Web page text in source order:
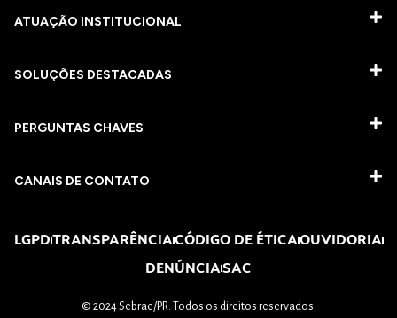
ATUAÇÃO INSTITUCIONAL
SOLUÇÕES DESTACADAS
PERGUNTAS CHAVES​
CANAIS DE CONTATO
LGPDTRANSPARÊNCIACÓDIGO DE ÉTICAOUVIDORIA
DENÚNCIASAC
© 2024 Sebrae/PR. Todos os direitos reservados.